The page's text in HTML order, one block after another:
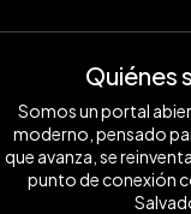
Quiénes
Somos un portal
moderno, pensado
que avanza, se
punto de conexión